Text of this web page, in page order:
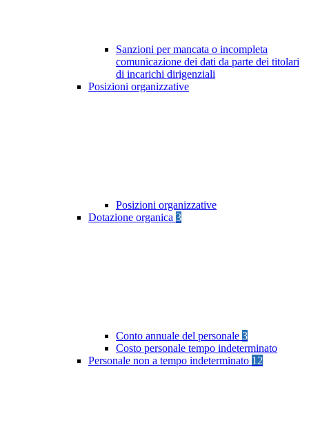
Sanzioni per mancata o incompleta
comunicazione dei dati da parte dei titolari
di incarichi dirigenziali
Posizioni organizzative
Posizioni organizzative
Dotazione organica 3
Conto annuale del personale 3
Costo personale tempo indeterminato
Personale non a tempo indeterminato 12